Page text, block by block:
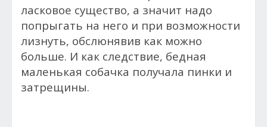
ласковое существо, а значит надо
попрыгать на него и при возможности
лизнуть, обслюнявив как можно
больше. И как следствие, бедная
маленькая собачка получала пинки и
затрещины.